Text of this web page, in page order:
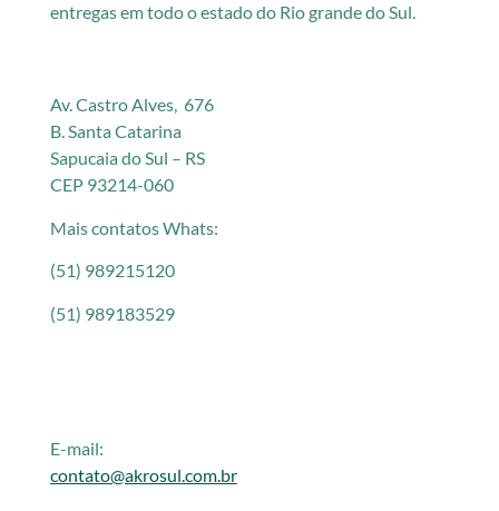
entregas em todo o estado do Rio grande do Sul.
Av. Castro Alves, 676
B. Santa Catarina
Sapucaia do Sul – RS
CEP 93214-060
Mais contatos Whats:
(51) 989215120
(51) 989183529
E-mail:
contato@akrosul.com.br